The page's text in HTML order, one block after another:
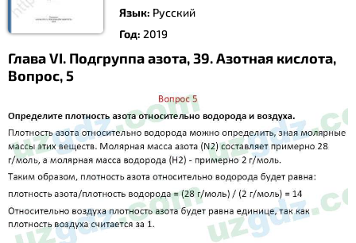
Язык: Русский
Год: 2019
Глава VI. Подгруппа азота, 39. Азотная кислота,
Вопрос, 5